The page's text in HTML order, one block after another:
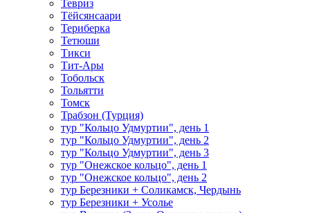
Тевриз
Тёйсянсаари
Териберка
Тетюши
Тикси
Тит-Ары
Тобольск
Тольятти
Томск
Трабзон (Турция)
тур "Кольцо Удмуртии", день 1
тур "Кольцо Удмуртии", день 2
тур "Кольцо Удмуртии", день 3
тур "Онежское кольцо", день 1
тур "Онежское кольцо", день 2
тур Березники + Соликамск, Чердынь
тур Березники + Усолье